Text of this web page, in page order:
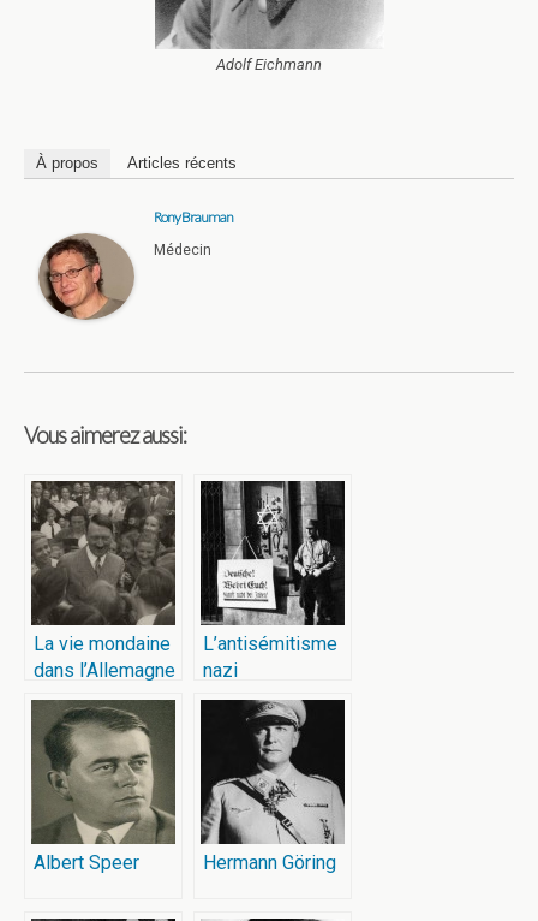
Adolf Eichmann
À propos Articles récents
Rony Brauman
Médecin
Vous aimerez aussi:
La vie mondaine
dans l’Allemagne
nazie
L’antisémitisme
nazi
Albert Speer Hermann Göring